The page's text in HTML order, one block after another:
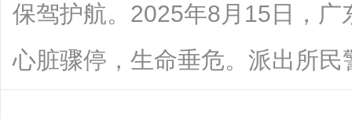
保驾护航。2025年8月15日，
心脏骤停，生命垂危。派出所民